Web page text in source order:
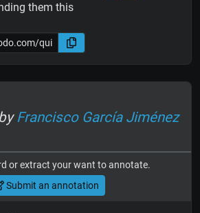
them this
Francisco García Jiménez
or extract your want to annotate.
Submit an annotation